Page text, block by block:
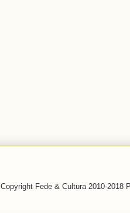
Copyright Fede & Cultura 2010-2018